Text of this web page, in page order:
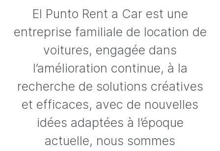
El Punto Rent a Car est une
entreprise familiale de location de
voitures, engagée dans
l’amélioration continue, à la
recherche de solutions créatives
et efficaces, avec de nouvelles
idées adaptées à l’époque
actuelle, nous sommes